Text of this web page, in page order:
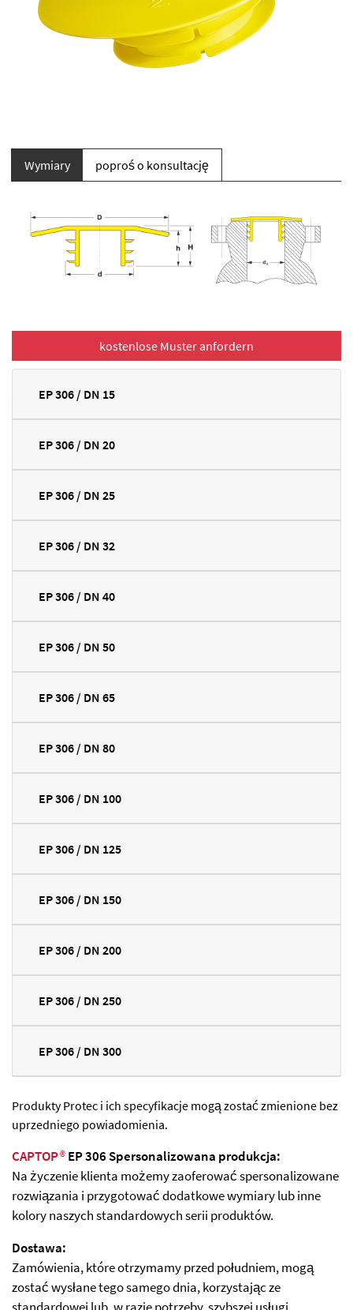
Wymiary poproś o konsultację
EP 306 / DN 15
EP 306 / DN 20
EP 306 / DN 25
EP 306 / DN 32
EP 306 / DN 40
EP 306 / DN 50
EP 306 / DN 65
EP 306 / DN 80
EP 306 / DN 100
EP 306 / DN 125
EP 306 / DN 150
EP 306 / DN 200
EP 306 / DN 250
EP 306 / DN 300
Produkty Protec i ich specyfikacje mogą zostać zmienione bez
uprzedniego powiadomienia.
CAPTOP®EP 306 Spersonalizowana produkcja:
Na życzenie klienta możemy zaoferować spersonalizowane
rozwiązania i przygotować dodatkowe wymiary lub inne
kolory naszych standardowych serii produktów.
Dostawa:
Zamówienia, które otrzymamy przed południem, mogą
zostać wysłane tego samego dnia, korzystając ze